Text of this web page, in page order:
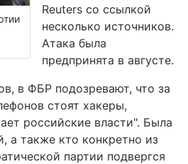
Reuters со ссылкой
несколько источников.
Атака была
предпринята в августе.
в ФБР подозревают, что за
стоят хакеры,
российские власти". Была
а также кто конкретно из
партии подвергся